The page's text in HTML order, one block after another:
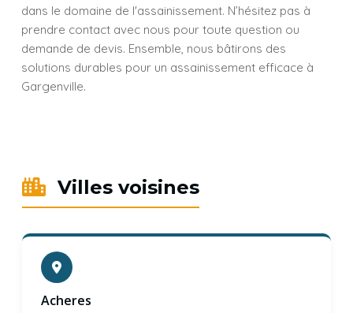
dans le domaine de l'assainissement. N’hésitez pas à
prendre contact avec nous pour toute question ou
demande de devis. Ensemble, nous bâtirons des
solutions durables pour un assainissement efficace à
Gargenville.
Villes voisines
Acheres